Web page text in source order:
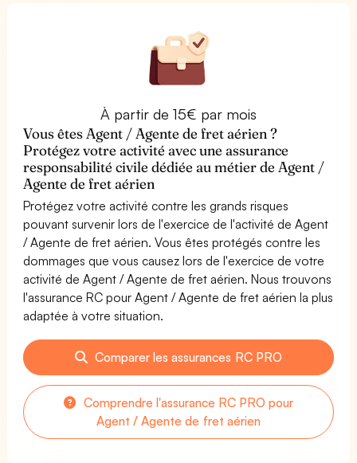
À partir de 15€ par mois
Vous êtes Agent / Agente de fret aérien ?
Protégez votre activité avec une assurance
responsabilité civile dédiée au métier de Agent /
Agente de fret aérien
Protégez votre activité contre les grands risques
pouvant survenir lors de l'exercice de l'activité de Agent
/ Agente de fret aérien. Vous êtes protégés contre les
dommages que vous causez lors de l'exercice de votre
activité de Agent / Agente de fret aérien. Nous trouvons
l'assurance RC pour Agent / Agente de fret aérien la plus
adaptée à votre situation.
Comparer les assurances RC PRO
Comprendre l'assurance RC PRO pour
Agent / Agente de fret aérien